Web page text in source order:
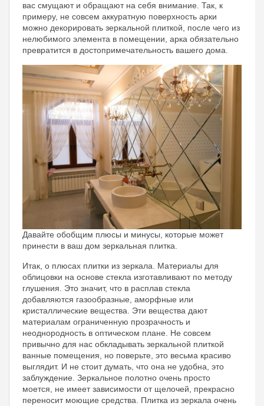
вас смущают и обращают на себя внимание. Так, к
примеру, не совсем аккуратную поверхность арки
можно декорировать зеркальной плиткой, после чего из
нелюбимого элемента в помещении, арка обязательно
превратится в достопримечательность вашего дома.
Давайте обобщим плюсы и минусы, которые может
принести в ваш дом зеркальная плитка.
Итак, о плюсах плитки из зеркала. Материалы для
облицовки на основе стекла изготавливают по методу
глушения. Это значит, что в расплав стекла
добавляются газообразные, аморфные или
кристаллические вещества. Эти вещества дают
материалам ограниченную прозрачность и
неоднородность в оптическом плане. Не совсем
привычно для нас обкладывать зеркальной плиткой
ванные помещения, но поверьте, это весьма красиво
выглядит. И не стоит думать, что она не удобна, это
заблуждение. Зеркальное полотно очень просто
моется, не имеет зависимости от щелочей, прекрасно
переносит моющие средства. Плитка из зеркала очень